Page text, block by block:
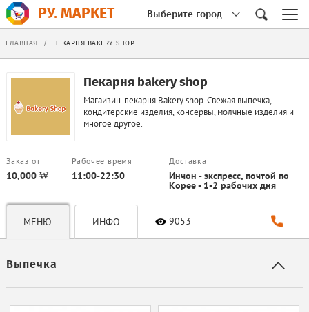
РУ. МАРКЕТ Выберите город
ГЛАВНАЯ / ПЕКАРНЯ BAKERY SHOP
Пекарня bakery shop
Магаизин-пекарня Bakery shop. Свежая выпечка,
кондитерские изделия, консервы, молчные изделия и
многое другое.
Заказ от
10,000 ₩
Рабочее время
11:00-22:30
Доставка
Инчон - экспресс, почтой по
Корее - 1-2 рабочих дня
МЕНЮ ИНФО 9053
Выпечка